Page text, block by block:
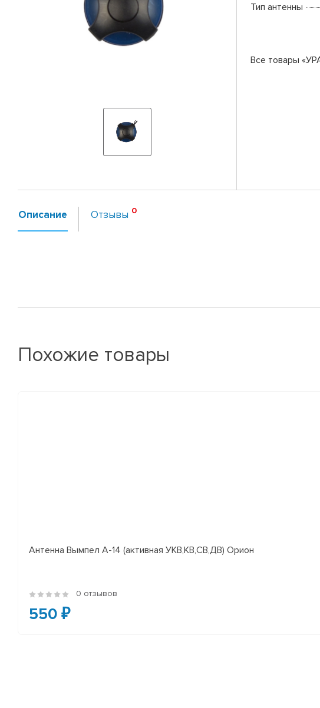
Тип антенны
Все товары
Описание Отзывы
Похожие товары
Антенна Вымпел А-14 (активная УКВ,КВ,СВ,ДВ) Орион
0 отзывов
550 ₽